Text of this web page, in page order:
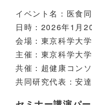
イベント名：医食
日時：2026年1月
会場：東京科学大
主催：東京科学大
共催：超健康コン
共同研究代表：安